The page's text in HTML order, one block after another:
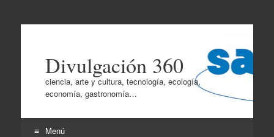
Divulgación 360
ciencia, arte y cultura, tecnología, ecología,
economía, gastronomía…
Menú